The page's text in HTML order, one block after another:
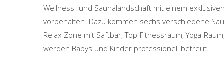
Wellness- und Saunalandschaft mit einem
vorbehalten. Dazu kommen sechs verschiedene
Relax-Zone mit Saftbar, Top-Fitnessraum, Yoga-
werden Babys und Kinder professionell betreut.